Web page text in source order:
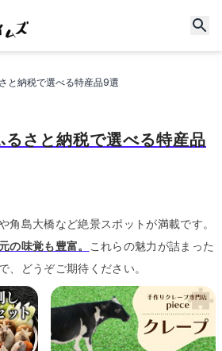
と納税で選べる特産品9選
るさと納税で選べる特産品
角島大橋など絶景スポットが満載です。
の味覚も豊富。
これらの魅力が詰まった
、どうぞご期待ください。